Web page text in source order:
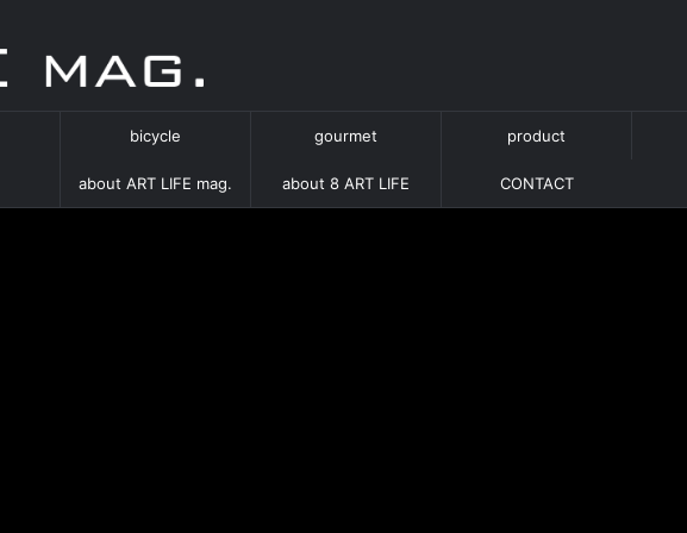
bicycle gourmet product
about ART LIFE mag. about 8 ART LIFE CONTACT